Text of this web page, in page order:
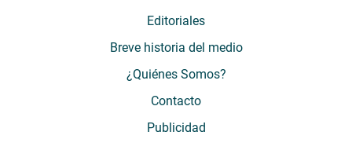
Editoriales
Breve historia del medio
¿Quiénes Somos?
Contacto
Publicidad